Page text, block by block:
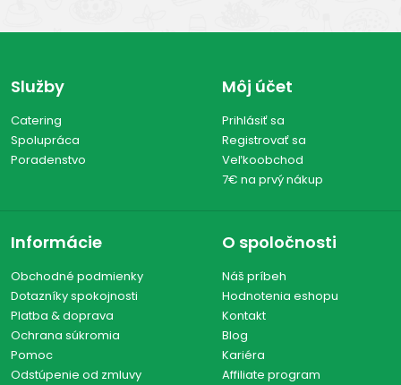
Služby
Catering
Spolupráca
Poradenstvo
Môj účet
Prihlásiť sa
Registrovať sa
Veľkoobchod
7€ na prvý nákup
Informácie
Obchodné podmienky
Dotazníky spokojnosti
Platba & doprava
Ochrana súkromia
Pomoc
Odstúpenie od zmluvy
O spoločnosti
Náš príbeh
Hodnotenia eshopu
Kontakt
Blog
Kariéra
Affiliate program